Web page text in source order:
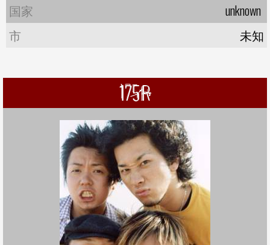
国家
unknown
市
未知
175R